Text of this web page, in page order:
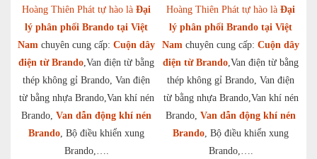
Hoàng Thiên Phát tự hào là Đại
lý phân phối Brando tại Việt
Nam chuyên cung cấp: Cuộn dây
điện từ Brando,Van điện từ bằng
thép không gỉ Brando, Van điện
từ bằng nhựa Brando,Van khí nén
Brando, Van dẫn động khí nén
Brando, Bộ điều khiển xung
Brando,….
Hoàng Thiên Phát tự hào là Đại
lý phân phối Brando tại Việt
Nam chuyên cung cấp: Cuộn dây
điện từ Brando,Van điện từ bằng
thép không gỉ Brando, Van điện
từ bằng nhựa Brando,Van khí nén
Brando, Van dẫn động khí nén
Brando, Bộ điều khiển xung
Brando,….